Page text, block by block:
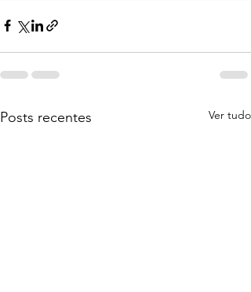
Posts recentes Ver tudo